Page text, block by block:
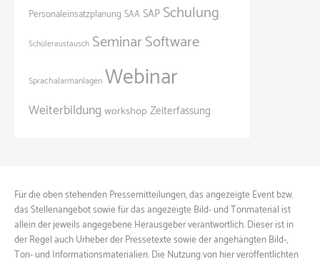
Personaleinsatzplanung SAASAP Schulung
Schüleraustausch SeminarSoftware
Sprachalarmanlagen Webinar
Weiterbildung workshop Zeiterfassung
Für die oben stehenden Pressemitteilungen, das angezeigte Event bzw.
das Stellenangebot sowie für das angezeigte Bild- und Tonmaterial ist
allein der jeweils angegebene Herausgeber verantwortlich. Dieser ist in
der Regel auch Urheber der Pressetexte sowie der angehängten Bild-,
Ton- und Informationsmaterialien. Die Nutzung von hier veröffentlichten